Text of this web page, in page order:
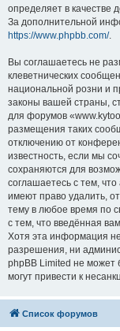
определяет в качестве
За дополнительной
https://www.phpbb.com/.
Вы соглашаетесь не
клеветнических
национальной розни и
законы вашей страны,
для форумов
размещения таких
отключению от
известность, если мы
сохраняются для
соглашаетесь с тем,
имеют право удалить,
тему в любое время по
с тем, что введённая
Хотя эта информация
разрешения, ни
phpBB Limited не может
могут привести к
Список форумов